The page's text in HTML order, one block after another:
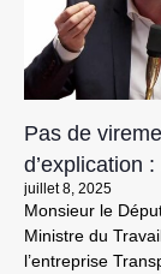
Pas de
d’explication
juillet 8, 2025
Monsieur le
Ministre du
l’entreprise